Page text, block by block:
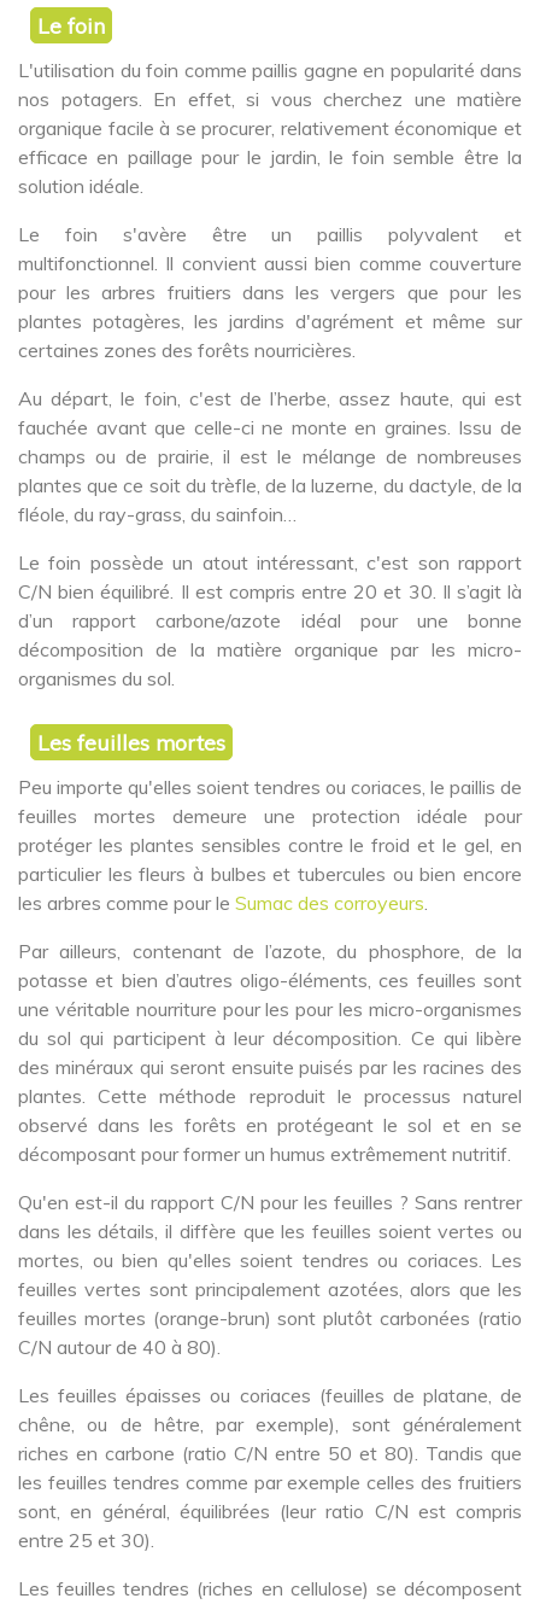
Le foin
L'utilisation du foin comme paillis gagne en popularité dans
nos potagers. En effet, si vous cherchez une matière
organique facile à se procurer, relativement économique et
efficace en paillage pour le jardin, le foin semble être la
solution idéale.
Le foin s'avère être un paillis polyvalent et
multifonctionnel. Il convient aussi bien comme couverture
pour les arbres fruitiers dans les vergers que pour les
plantes potagères, les jardins d'agrément et même sur
certaines zones des forêts nourricières.
Au départ, le foin, c'est de l’herbe, assez haute, qui est
fauchée avant que celle-ci ne monte en graines. Issu de
champs ou de prairie, il est le mélange de nombreuses
plantes que ce soit du trèfle, de la luzerne, du dactyle, de la
fléole, du ray-grass, du sainfoin…
Le foin possède un atout intéressant, c'est son rapport
C/N bien équilibré. Il est compris entre 20 et 30. Il s’agit là
d’un rapport carbone/azote idéal pour une bonne
décomposition de la matière organique par les micro-
organismes du sol.
Les feuilles mortes
Peu importe qu'elles soient tendres ou coriaces, le paillis de
feuilles mortes demeure une protection idéale pour
protéger les plantes sensibles contre le froid et le gel, en
particulier les fleurs à bulbes et tubercules ou bien encore
les arbres comme pour le Sumac des corroyeurs.
Par ailleurs, contenant de l’azote, du phosphore, de la
potasse et bien d’autres oligo-éléments, ces feuilles sont
une véritable nourriture pour les pour les micro-organismes
du sol qui participent à leur décomposition. Ce qui libère
des minéraux qui seront ensuite puisés par les racines des
plantes. Cette méthode reproduit le processus naturel
observé dans les forêts en protégeant le sol et en se
décomposant pour former un humus extrêmement nutritif.
Qu'en est-il du rapport C/N pour les feuilles ? Sans rentrer
dans les détails, il diffère que les feuilles soient vertes ou
mortes, ou bien qu'elles soient tendres ou coriaces. Les
feuilles vertes sont principalement azotées, alors que les
feuilles mortes (orange-brun) sont plutôt carbonées (ratio
C/N autour de 40 à 80).
Les feuilles épaisses ou coriaces (feuilles de platane, de
chêne, ou de hêtre, par exemple), sont généralement
riches en carbone (ratio C/N entre 50 et 80). Tandis que
les feuilles tendres comme par exemple celles des fruitiers
sont, en général, équilibrées (leur ratio C/N est compris
entre 25 et 30).
Les feuilles tendres (riches en cellulose) se décomposent